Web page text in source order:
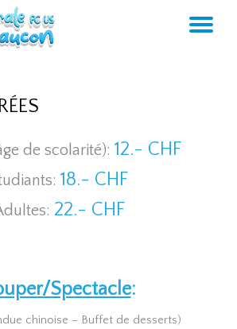
de scolarité): 12.- CHF
18.- CHF
22.- CHF
Spectacle:
chinoise – Buffet de desserts)